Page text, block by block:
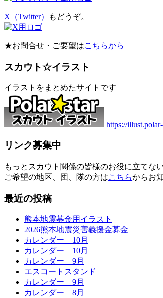
X（Twitter） もどうぞ。
★お問合せ・ご要望はこちらから
スカウト☆イラスト
イラストをまとめたサイトです
https://
リンク募集中
もっとスカウト関係の皆様のお役に立てな
ご希望の地区、団、隊の方はこちらからお
最近の投稿
熊本地震募金用イラスト
2026熊本地震災害義援金募金
カレンダー 10月
カレンダー 10月
カレンダー 9月
エスコートスタンド
カレンダー 9月
カレンダー 8月